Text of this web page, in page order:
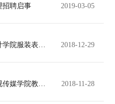
招聘启事 2019-03-05
2018-12-29
2018-11-28